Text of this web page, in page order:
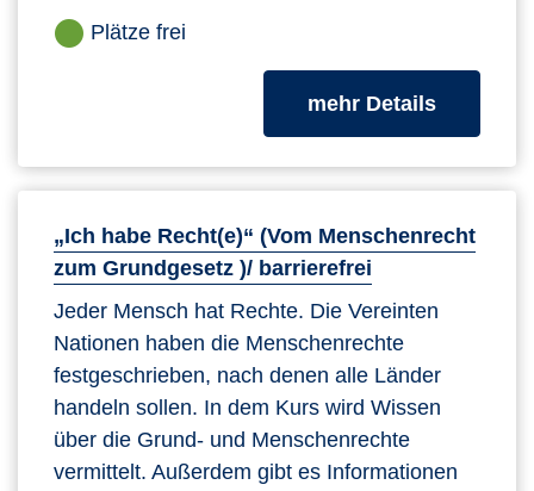
Plätze frei
mehr Detailszum
„Ich habe Recht(e)“ (Vom Menschenrecht
zum Grundgesetz )/ barrierefrei
Jeder Mensch hat Rechte. Die Vereinten
Nationen haben die Menschenrechte
festgeschrieben, nach denen alle Länder
handeln sollen. In dem Kurs wird Wissen
über die Grund- und Menschenrechte
vermittelt. Außerdem gibt es Informationen